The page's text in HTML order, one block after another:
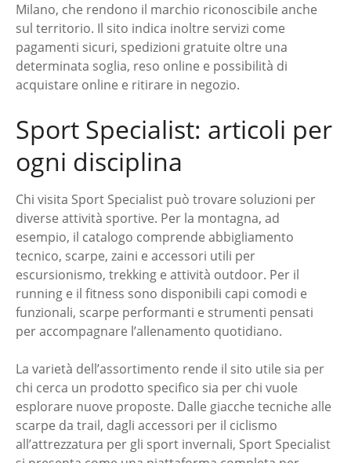
Milano, che rendono il marchio riconoscibile anche
sul territorio. Il sito indica inoltre servizi come
pagamenti sicuri, spedizioni gratuite oltre una
determinata soglia, reso online e possibilità di
acquistare online e ritirare in negozio.
Sport Specialist: articoli per
ogni disciplina
Chi visita Sport Specialist può trovare soluzioni per
diverse attività sportive. Per la montagna, ad
esempio, il catalogo comprende abbigliamento
tecnico, scarpe, zaini e accessori utili per
escursionismo, trekking e attività outdoor. Per il
running e il fitness sono disponibili capi comodi e
funzionali, scarpe performanti e strumenti pensati
per accompagnare l’allenamento quotidiano.
La varietà dell’assortimento rende il sito utile sia per
chi cerca un prodotto specifico sia per chi vuole
esplorare nuove proposte. Dalle giacche tecniche alle
scarpe da trail, dagli accessori per il ciclismo
all’attrezzatura per gli sport invernali, Sport Specialist